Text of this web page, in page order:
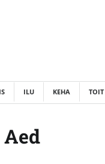
ILU KEHA TOIT
Aed